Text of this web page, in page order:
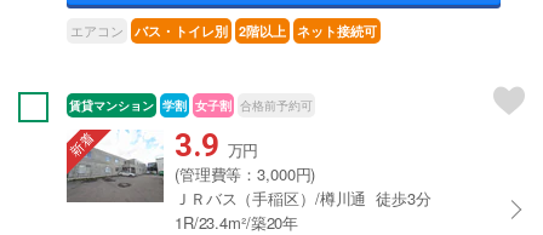
エアコン バス・トイレ別 2階以上 ネット接続可
賃貸マンション 学割 女子割 合格前予約可
3.9 万円
(管理費等：3,000円)
ＪＲバス（手稲区）/樽川通 徒歩3分
1R/23.4m²/築20年